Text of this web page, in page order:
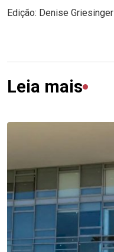
Edição: Denise Griesinger
Leia mais